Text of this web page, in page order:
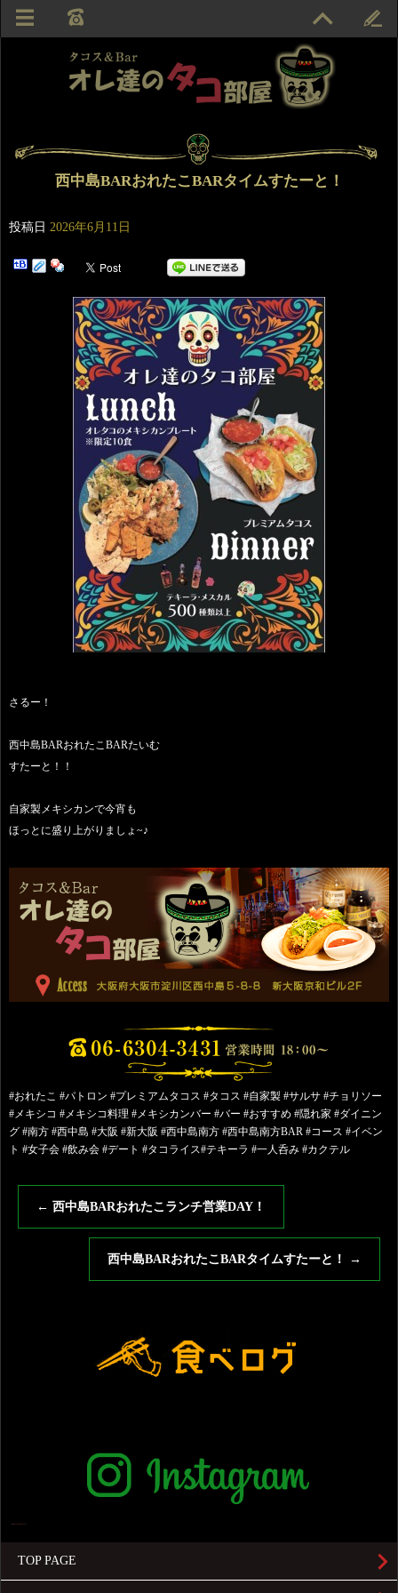
西中島BARおれたこBARタイムすたーと！
投稿日 2026年6月11日
さるー！
西中島BARおれたこBARたいむ
すたーと！！
自家製メキシカンで今宵も
ほっとに盛り上がりましょ~♪
#おれたこ #パトロン #プレミアムタコス #タコス #自家製 #サルサ #チョリソー
#メキシコ #メキシコ料理 #メキシカンバー #バー #おすすめ #隠れ家 #ダイニン
グ #南方 #西中島 #大阪 #新大阪 #西中島南方 #西中島南方BAR #コース #イベン
ト #女子会 #飲み会 #デート #タコライス#テキーラ #一人呑み #カクテル
← 西中島BARおれたこランチ営業DAY！
西中島BARおれたこBARタイムすたーと！ →
TOP PAGE